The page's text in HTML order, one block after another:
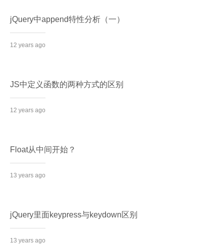
jQuery中append特性分析（一）
12 years ago
JS中定义函数的两种方式的区别
12 years ago
Float从中间开始？
13 years ago
jQuery里面keypress与keydown区别
13 years ago